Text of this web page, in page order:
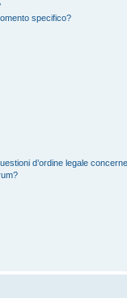
specifico?
d’ordine legale